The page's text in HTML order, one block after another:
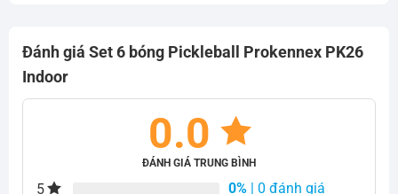
Đánh giá Set 6 bóng Pickleball Prokennex PK26
Indoor
0.0
ĐÁNH GIÁ TRUNG BÌNH
5 0% | 0 đánh giá